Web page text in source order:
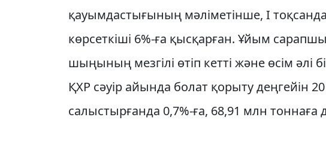
қауымдастығының мәліметінше, І
көрсеткіші 6%-ға қысқарған. Ұйым
шыңының мезгілі өтіп кетті және өсім әлі
ҚХР сәуір айында болат қорыту деңгейін
салыстырғанда 0,7%-ға, 68,91 млн тоннаға